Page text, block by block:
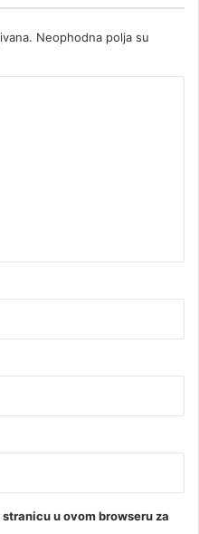
Neophodna polja su
u ovom browseru za